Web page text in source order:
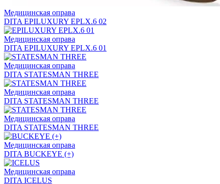
Медицинская оправа
DITA EPILUXURY EPLX.6 02
Медицинская оправа
DITA EPILUXURY EPLX.6 01
Медицинская оправа
DITA STATESMAN THREE
Медицинская оправа
DITA STATESMAN THREE
Медицинская оправа
DITA STATESMAN THREE
Медицинская оправа
DITA BUCKEYE (+)
Медицинская оправа
DITA ICELUS